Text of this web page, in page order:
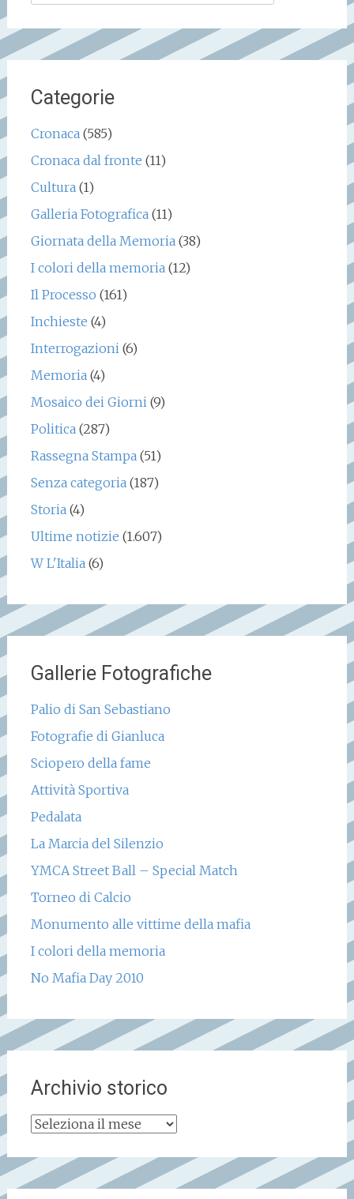
Categorie
Cronaca(585)
Cronaca dal fronte (11)
Cultura(1)
Galleria Fotografica(11)
Giornata della Memoria(38)
I colori della memoria(12)
Il Processo (161)
Inchieste (4)
Interrogazioni(6)
Memoria(4)
Mosaico dei Giorni(9)
Politica(287)
Rassegna Stampa(51)
Senza categoria(187)
Storia(4)
Ultime notizie (1.607)
W L'Italia(6)
Gallerie Fotografiche
Palio di San Sebastiano
Fotografie di Gianluca
Sciopero della fame
Attività Sportiva
Pedalata
La Marcia del Silenzio
YMCA Street Ball – Special Match
Torneo di Calcio
Monumento alle vittime della mafia
I colori della memoria
No Mafia Day 2010
Archivio storico
Archivio